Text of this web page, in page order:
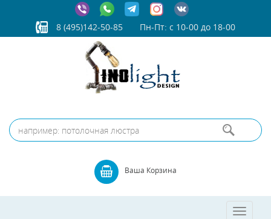
8 (495)142-50-85 Пн-Пт: с 10-00 до 18-00
Ваша Корзина
Toggle